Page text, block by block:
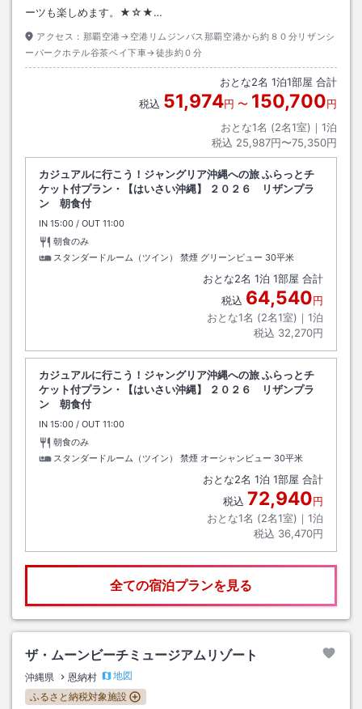
ーツも楽しめます。★☆★…
アクセス： 那覇空港→空港リムジンバス那覇空港から約８０分リザンシ
ーパークホテル谷茶ベイ下車→徒歩約０分
おとな2名 1泊1部屋 合計
税込 51,974円 〜 150,700円
おとな1名 (2名1室)｜ 1泊
税込 25,987円〜75,350円
カジュアルに行こう！ジャングリア沖縄への旅 ふらっとチ
ケット付プラン・【はいさい沖縄】 ２０２６ リザンプラ
ン 朝食付
IN チェックイン
15:00 / OUT チェックアウト
11:00
朝食のみ
スタンダードルーム（ツイン） 禁煙 グリーンビュー 30平米
おとな2名 1泊 1部屋 合計
税込 64,540円
おとな1名 (2名1室)｜ 1泊
税込 32,270円
カジュアルに行こう！ジャングリア沖縄への旅 ふらっとチ
ケット付プラン・【はいさい沖縄】 ２０２６ リザンプラ
ン 朝食付
IN チェックイン
15:00 / OUT チェックアウト
11:00
朝食のみ
スタンダードルーム（ツイン） 禁煙 オーシャンビュー 30平米
おとな2名 1泊 1部屋 合計
税込 72,940円
おとな1名 (2名1室)｜ 1泊
税込 36,470円
全ての宿泊プランを見る
ザ・ムーンビーチミュージアムリゾート
沖縄県 恩納村
地図
ふるさと納税対象施設